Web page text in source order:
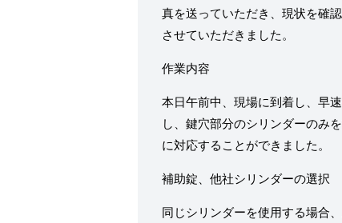
真を送っていただき、現状を確
させていただきました。
作業内容
本日午前中、現場に到着し、早
し、鍵穴部分のシリンダーのみ
に対応することができました。
補助錠、他社シリンダーの選択
同じシリンダーを使用する場合